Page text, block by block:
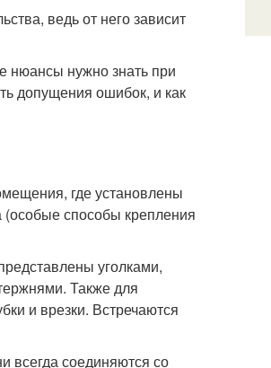
ведь от него зависит
нюансы нужно знать при
допущения ошибок, и как
где установлены
(особые способы крепления
уголками,
Также для
и врезки. Встречаются
всегда соединяются со